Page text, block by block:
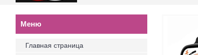
Главная страница